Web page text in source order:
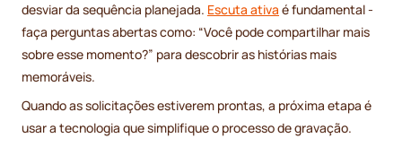
desviar da sequência planejada. Escuta ativa é fundamental -
faça perguntas abertas como: “Você pode compartilhar mais
sobre esse momento?” para descobrir as histórias mais
memoráveis.
Quando as solicitações estiverem prontas, a próxima etapa é
usar a tecnologia que simplifique o processo de gravação.